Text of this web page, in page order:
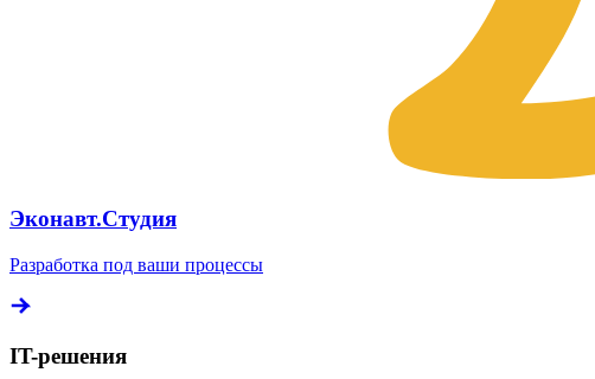
Эконавт.Студия
Разработка под ваши процессы
IT-решения